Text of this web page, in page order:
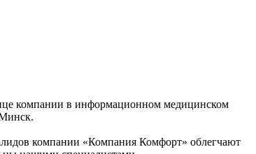
компании в информационном медицинском
компании «Компания Комфорт» облегчают